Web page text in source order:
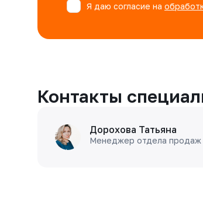
Я даю согласие на
Контакты
Дорохова Татьяна
Менеджер отдела продаж